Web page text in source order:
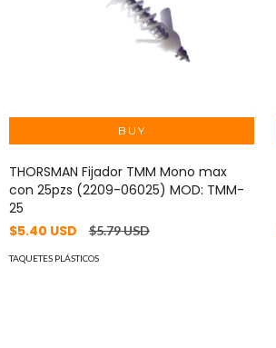
THORSMAN Fijador TMM Mono max
con 25pzs (2209-06025) MOD: TMM-
25
$5.40 USD
$5.79 USD
TAQUETES PLÁSTICOS